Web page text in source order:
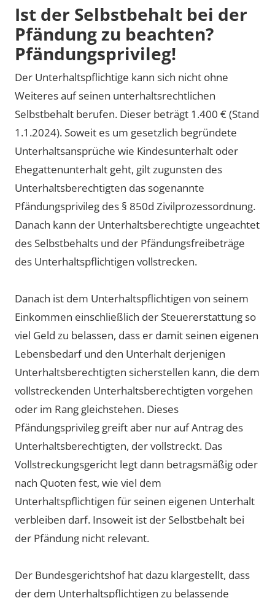
Ist der Selbstbehalt bei der
Pfändung zu beachten?
Pfändungsprivileg!
Der Unterhaltspflichtige kann sich nicht ohne
Weiteres auf seinen unterhaltsrechtlichen
Selbstbehalt berufen. Dieser beträgt 1.400 € (Stand
1.1.2024). Soweit es um gesetzlich begründete
Unterhaltsansprüche wie Kindesunterhalt oder
Ehegattenunterhalt geht, gilt zugunsten des
Unterhaltsberechtigten das sogenannte
Pfändungsprivileg des § 850d Zivilprozessordnung.
Danach kann der Unterhaltsberechtigte ungeachtet
des Selbstbehalts und der Pfändungsfreibeträge
des Unterhaltspflichtigen vollstrecken.
Danach ist dem Unterhaltspflichtigen von seinem
Einkommen einschließlich der Steuererstattung so
viel Geld zu belassen, dass er damit seinen eigenen
Lebensbedarf und den Unterhalt derjenigen
Unterhaltsberechtigten sicherstellen kann, die dem
vollstreckenden Unterhaltsberechtigten vorgehen
oder im Rang gleichstehen. Dieses
Pfändungsprivileg greift aber nur auf Antrag des
Unterhaltsberechtigten, der vollstreckt. Das
Vollstreckungsgericht legt dann betragsmäßig oder
nach Quoten fest, wie viel dem
Unterhaltspflichtigen für seinen eigenen Unterhalt
verbleiben darf. Insoweit ist der Selbstbehalt bei
der Pfändung nicht relevant.
Der Bundesgerichtshof hat dazu klargestellt, dass
der dem Unterhaltspflichtigen zu belassende